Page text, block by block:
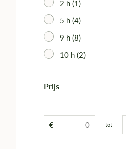
2 h (1)‎
5 h (4)‎
9 h (8)‎
10 h (2)
Prijs
€ tot